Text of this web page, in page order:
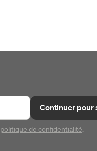
Continuer pour
politique de confidentialité.